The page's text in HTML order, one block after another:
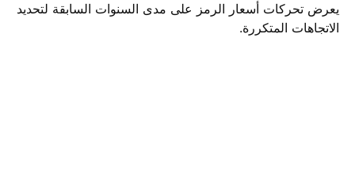
يعرض تحركات أسعار الرمز على مدى السنوات السابقة لتحديد
الاتجاهات المتكررة.